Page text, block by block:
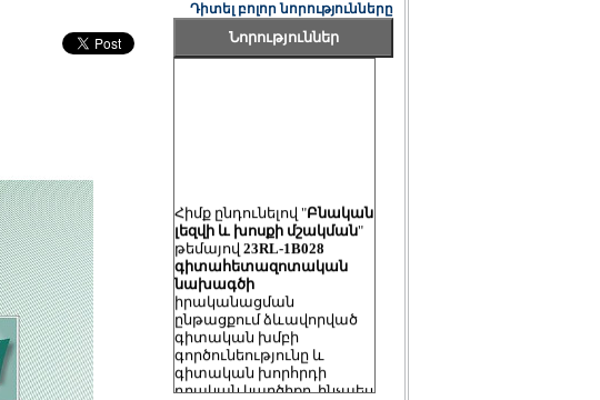
Դիտել բոլոր նորությունները
Նորություններ
լեզվի և խոսքի մշակման"
թեմայով23RL-1B028
գիտահետազոտական
նախագծի
իրականացման
ընթացքում ձևավորված
գիտական խմբի
գործունեությունը և
գիտական խորհրդի
դրական կարծիքը, ինչպես
նաև հայերենի ավտոմատ